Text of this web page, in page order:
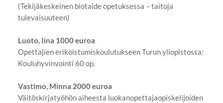
(Tekijäkeskeinen biotaide opetuksessa – taitoja
tulevaisuuteen)
Luoto, Iina 1000 euroa
Opettajien erikoistumiskoulutukseen Turun yliopistossa:
Kouluhyvinvointi 60 op.
Vastimo, Minna 2000 euroa
Väitöskirjatyöhön aiheesta luokanopettajaopiskelijoiden